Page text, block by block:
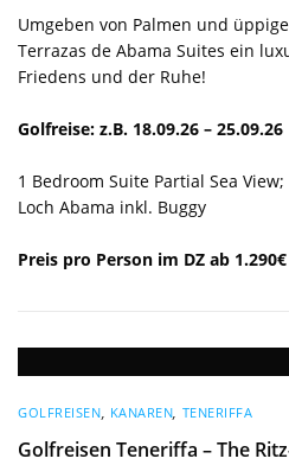
Umgeben von Palmen und
Terrazas de Abama Suites ein
Friedens und der Ruhe!
Golfreise: z.B. 18.09.26 – 25.09.26
1 Bedroom Suite Partial Sea
Loch Abama inkl. Buggy
Preis pro Person im DZ ab 1.290€
GOLFREISEN, KANAREN, TENERIFFA
Golfreisen Teneriffa – The